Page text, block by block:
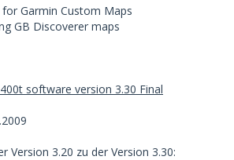
Garmin Custom Maps
GB Discoverer maps
software version 3.30 Final
Version 3.20 zu der Version 3.30: